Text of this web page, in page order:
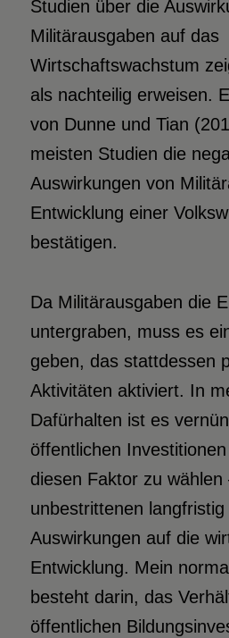
Studien über die
Militärausgaben auf das
Wirtschaftswachstum
als nachteilig erweisen.
von Dunne und Tian
meisten Studien die
Auswirkungen von
Entwicklung einer
bestätigen.
Da Militärausgaben die
untergraben, muss es
geben, das stattdessen
Aktivitäten aktiviert. In
Dafürhalten ist es
öffentlichen
diesen Faktor zu
unbestrittenen langfristig
Auswirkungen auf die
Entwicklung. Mein
besteht darin, das
öffentlichen